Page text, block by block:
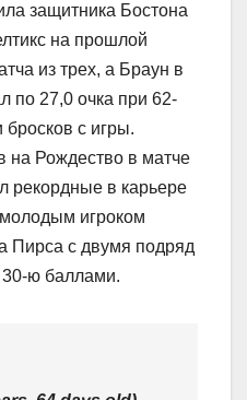
защитника Бостона
на прошлой
из трех, а Браун в
по 27,0 очка при 62-
бросков с игры.
на Рождество в матче
рекордные в карьере
игроком
Пирса с двумя подряд
ю баллами.